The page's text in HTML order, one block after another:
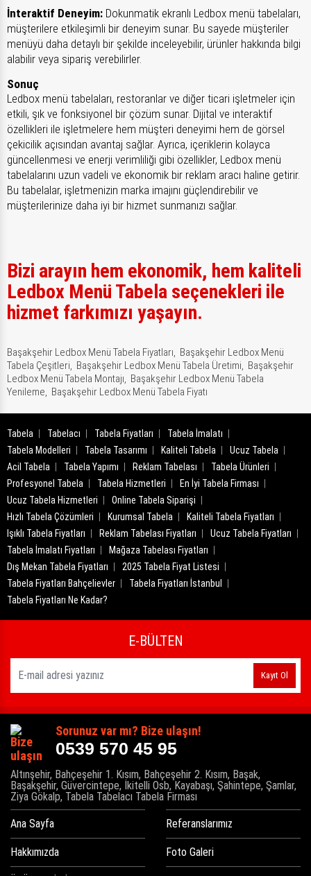
İnteraktif Deneyim: Dokunmatik ekranlı Ledbox menü tabelaları,
müşterilere etkileşimli bir deneyim sunar. Bu sayede müşteriler
menüyü daha detaylı bir şekilde inceleyebilir, ürünler hakkında bilgi
alabilir veya sipariş verebilirler.
Sonuç
Ledbox menü tabelaları, restoranlar ve diğer ticari işletmeler için
etkili, şık ve fonksiyonel bir çözüm sunar. Dijital ve interaktif
özellikleri ile işletmelere hem müşteri deneyimi hem de görsel
çekicilik açısından avantaj sağlar. Ayrıca, içeriklerin kolayca
güncellenmesi ve enerji verimliliği gibi özellikler, Ledbox menü
tabelalarını uzun vadeli ve ekonomik bir reklam aracı haline getirir.
Bu tabelalar, işletmenizin marka imajını güçlendirebilir ve
müşterilerinize daha iyi bir hizmet sunmanızı sağlar.
Bizi arayın hem ekonomik, hem kaliteli
Ledbox Menü Tabela seçenekleri ile
hizmet farkımızı yaşayın.
Başakşehir Ledbox Menü Tabela Fiyatları, Başakşehir Ledbox Menü
Tabela Çeşitleri, Başakşehir Ledbox Menü Tabela Üretimi, Başakşehir
Ledbox Menü Tabela Montajı, Başakşehir Ledbox Menü Tabela
Yenileme, Başakşehir Ledbox Menü Tabela Fiyatı
Tabela Tabelacı Tabela Fiyatları
Tabela İmalatı
Tabela Modelleri
Tabela Tasarımı Kaliteli Tabela
Ucuz Tabela
Acil Tabela
Tabela Yapımı Reklam Tabelası
Tabela Ürünleri
Profesyonel Tabela
Tabela Hizmetleri
En İyi Tabela Firması
Ucuz Tabela Hizmetleri
Online Tabela Siparişi
Hızlı Tabela Çözümleri
Kurumsal Tabela
Kaliteli Tabela Fiyatları
Işıklı Tabela Fiyatları
Reklam Tabelası Fiyatları
Ucuz Tabela Fiyatları
Tabela İmalatı Fiyatları
Mağaza Tabelası Fiyatları
Dış Mekan Tabela Fiyatları
2025 Tabela Fiyat Listesi
Tabela Fiyatları Bahçelievler
Tabela Fiyatları İstanbul
Tabela Fiyatları Ne Kadar?
E-BÜLTEN
Kayıt Ol
Sorunuz var mı? Bize ulaşın!
0539 570 45 95
Altınşehir, Bahçeşehir 1. Kısım, Bahçeşehir 2. Kısım, Başak,
Başakşehir, Güvercintepe, İkitelli Osb, Kayabaşı, Şahintepe, Şamlar,
Ziya Gökalp, Tabela Tabelacı Tabela Firması
Ana Sayfa
Hakkımızda
Referanslarımız
Foto Galeri